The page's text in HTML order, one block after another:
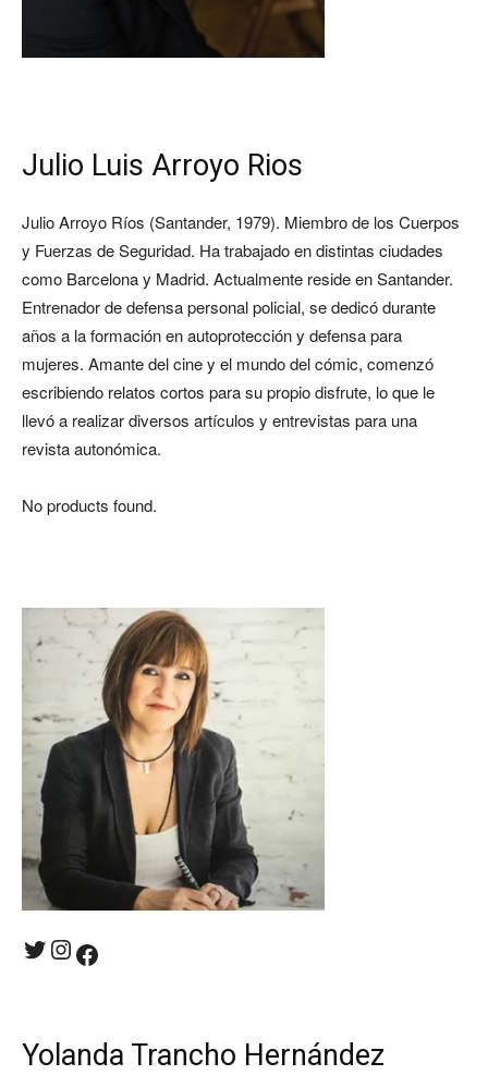
Julio Luis Arroyo Rios
Julio Arroyo Ríos (Santander, 1979). Miembro de los Cuerpos
y Fuerzas de Seguridad. Ha trabajado en distintas ciudades
como Barcelona y Madrid. Actualmente reside en Santander.
Entrenador de defensa personal policial, se dedicó durante
años a la formación en autoprotección y defensa para
mujeres. Amante del cine y el mundo del cómic, comenzó
escribiendo relatos cortos para su propio disfrute, lo que le
llevó a realizar diversos artículos y entrevistas para una
revista autonómica.
No products found.
Twitter Instagram Facebook
Yolanda Trancho Hernández